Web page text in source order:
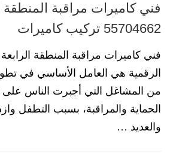
فني كاميرات مراقبة المنطقة
55704662 تركيب كاميرات
فني كاميرات مراقبة المنطقة الرابعة
الرقمية هي العامل الأساسي في تطور
من المشاغل التي أجبرت الناس على
الحماية والمراقبة، بسبب التطفل
والعديد …